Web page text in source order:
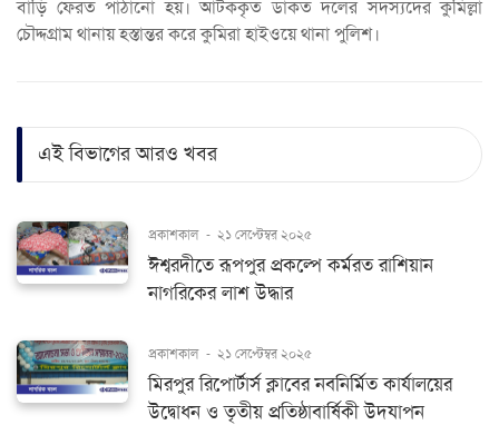
বাড়ি ফেরত পাঠানো হয়। আটককৃত ডাকত দলের সদস্যদের কুমিল্লা
চৌদ্দগ্রাম থানায় হস্তান্তর করে কুমিরা হাইওয়ে থানা পুলিশ।
এই বিভাগের আরও খবর
প্রকাশকাল - ২১ সেপ্টেম্বর ২০২৫
ঈশ্বরদীতে রূপপুর প্রকল্পে কর্মরত রাশিয়ান
নাগরিকের লাশ উদ্ধার
প্রকাশকাল - ২১ সেপ্টেম্বর ২০২৫
মিরপুর রিপোর্টার্স ক্লাবের নবনির্মিত কার্যালয়ের
উদ্বোধন ও তৃতীয় প্রতিষ্ঠাবার্ষিকী উদযাপন